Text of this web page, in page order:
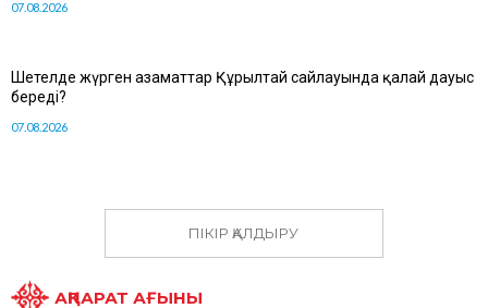
07.08.2026
Шетелде жүрген азаматтар Құрылтай сайлауында қалай дауыс
береді?
07.08.2026
ПІКІР ҚАЛДЫРУ
АҚПАРАТ АҒЫНЫ